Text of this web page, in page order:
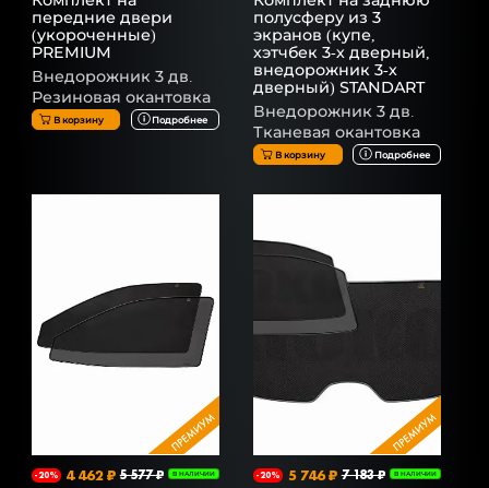
передние двери
(укороченные)
PREMIUM
Внедорожник 3 дв.
Резиновая окантовка
В корзину Подробнее
полусферу из 3
экранов (купе,
хэтчбек 3-х дверный,
внедорожник 3-х
дверный) STANDART
Внедорожник 3 дв.
Тканевая окантовка
В корзину Подробнее
-20% 4 462 ₽ 5 577 ₽ В НАЛИЧИИ -20% 5 746 ₽ 7 183 ₽ В НАЛИЧИИ